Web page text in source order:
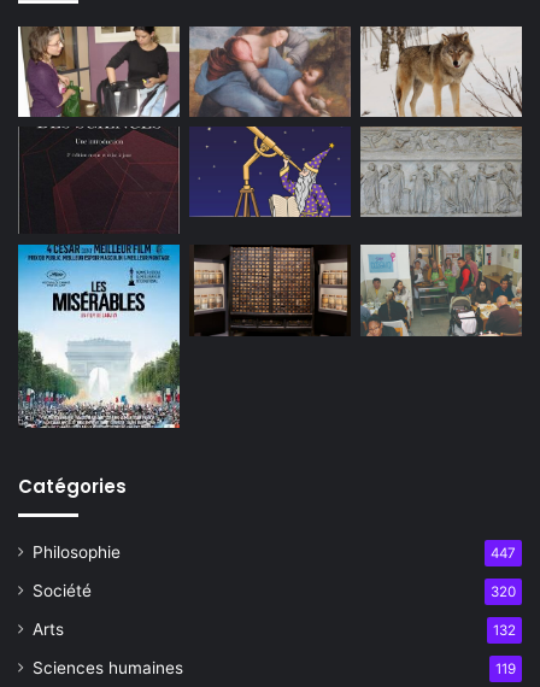
Catégories
Philosophie 447
Société 320
Arts 132
Sciences humaines 119